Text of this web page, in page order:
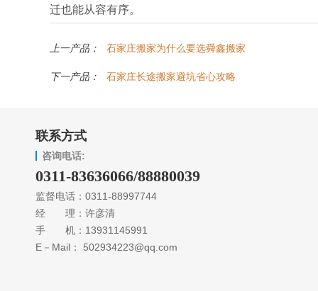
迁也能从容有序。
上一产品： 石家庄搬家为什么要选舜鑫搬家
下一产品： 石家庄长途搬家避坑省心攻略
联系方式
咨询电话:
0311-83636066/88880039
监督电话：0311-88997744
经 理：许彦清
手 机：13931145991
E－Mail： 502934223@qq.com